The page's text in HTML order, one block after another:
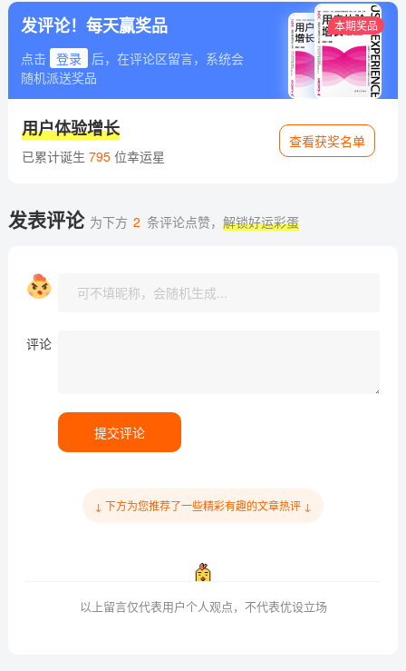
发评论！每天赢奖品
点击 登录
后，在评论区留言，系统会
随机派送奖品
本期奖品
用户体验增长
已累计诞生 795位幸运星
查看获奖名单
发表评论 为下方 2 条评论点赞，解锁好运彩蛋
评论
提交评论
↓ 下方为您推荐了一些精彩有趣的文章热评 ↓
以上留言仅代表用户个人观点，不代表优设立场